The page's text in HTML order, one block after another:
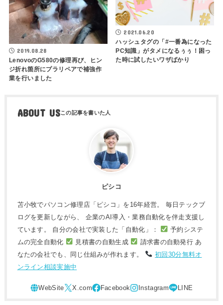
2019.08.28
LenovoのG580の修理再び、ヒン
ジ折れ箇所にプラリペアで補強作
業を行いました
2021.06.20
ハッシュタグの「#一番為になった
PC知識」がタメになるぅぅ！困っ
た時に試したいワザばかり
ABOUT US
ピシコ
苫小牧でパソコン修理店「ピシコ」を16年経営。 毎日テックブ
ログを更新しながら、 企業のAI導入・業務自動化を伴走支援し
ています。 自分の会社で実装した「自動化」：
予約システ
ムの完全自動化
見積書の自動生成
請求書の自動発行 あ
なたの会社でも、同じ仕組みが作れます。
初回30分無料オ
ンライン相談実施中